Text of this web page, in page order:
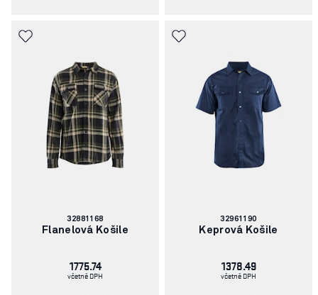
Číslo
článku:
32881168
Flanelová Košile
1775.74
včetně DPH
Číslo
článku:
32961190
Keprová Košile
1378.49
včetně DPH